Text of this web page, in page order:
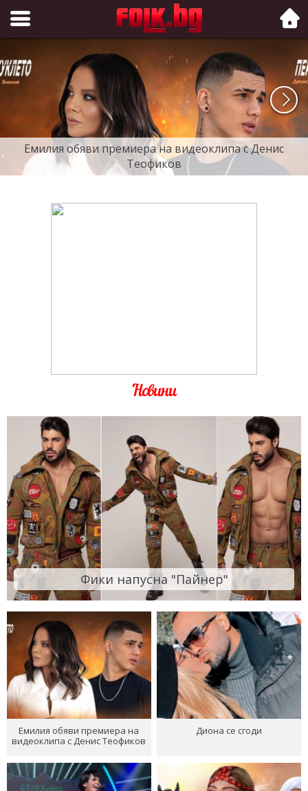
Folk.bg
Емилия обяви премиера на видеоклипа с Денис
Теофиков
Новини
Фики напусна "Пайнер"
Емилия обяви премиера на
видеоклипа с Денис Теофиков
Диона се сгоди